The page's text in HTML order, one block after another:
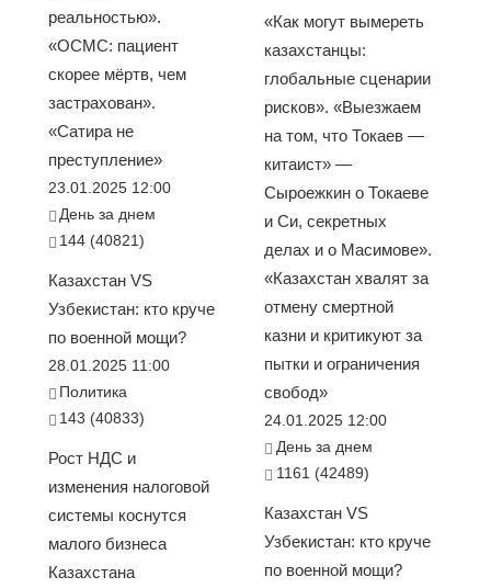
реальностью».
«ОСМС: пациент
скорее мёртв, чем
застрахован».
«Сатира не
преступление»
23.01.2025 12:00
День за днем
144 (40821)
Казахстан VS
Узбекистан: кто круче
по военной мощи?
28.01.2025 11:00
Политика
143 (40833)
Рост НДС и
изменения налоговой
системы коснутся
малого бизнеса
Казахстана
«Как могут вымереть
казахстанцы:
глобальные сценарии
рисков». «Выезжаем
на том, что Токаев —
китаист» —
Сыроежкин о Токаеве
и Си, секретных
делах и о Масимове».
«Казахстан хвалят за
отмену смертной
казни и критикуют за
пытки и ограничения
свобод»
24.01.2025 12:00
День за днем
1161 (42489)
Казахстан VS
Узбекистан: кто круче
по военной мощи?